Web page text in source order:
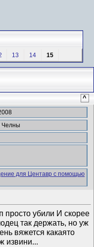
13 14 15
^
Челны
просто убили И скорее
так держать, но уж
вяжется какаято
извини...